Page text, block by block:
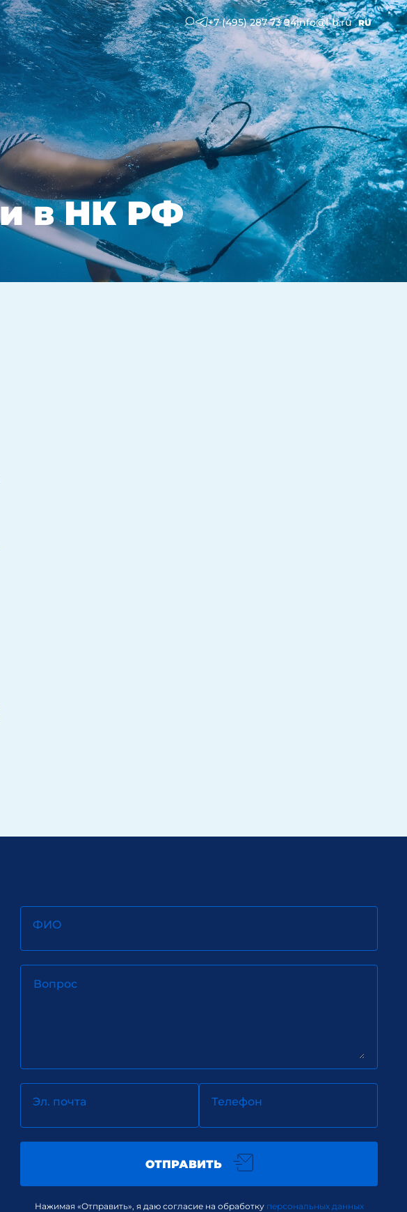
+7 (495) 287 73 94info@l-b.ru RU
в НК РФ
ФИО
Вопрос
Эл. почта Телефон
ОТПРАВИТЬ
Нажимая «Отправить», я даю согласие на обработку персональных данных